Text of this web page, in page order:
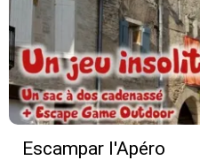
Escampar l'Apéro